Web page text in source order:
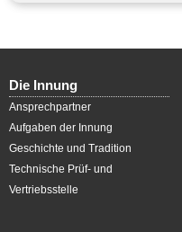
Die Innung
Ansprechpartner
Aufgaben der Innung
Geschichte und Tradition
Technische Prüf- und
Vertriebsstelle